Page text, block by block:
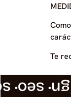
Te
·
· seo